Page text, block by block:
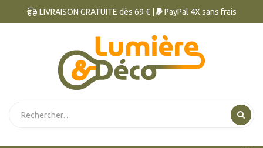
LIVRAISON GRATUITE dès 69 € | PayPal 4X sans frais